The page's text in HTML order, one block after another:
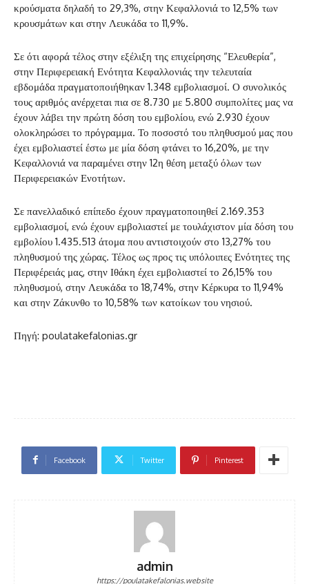
κρούσματα δηλαδή το 29,3%, στην Κεφαλλονιά το 12,5% των
κρουσμάτων και στην Λευκάδα το 11,9%.
Σε ότι αφορά τέλος στην εξέλιξη της επιχείρησης “Ελευθερία”,
στην Περιφερειακή Ενότητα Κεφαλλονιάς την τελευταία
εβδομάδα πραγματοποιήθηκαν 1.348 εμβολιασμοί. Ο συνολικός
τους αριθμός ανέρχεται πια σε 8.730 με 5.800 συμπολίτες μας να
έχουν λάβει την πρώτη δόση του εμβολίου, ενώ 2.930 έχουν
ολοκληρώσει το πρόγραμμα. Το ποσοστό του πληθυσμού μας που
έχει εμβολιαστεί έστω με μία δόση φτάνει το 16,20%, με την
Κεφαλλονιά να παραμένει στην 12η θέση μεταξύ όλων των
Περιφερειακών Ενοτήτων.
Σε πανελλαδικό επίπεδο έχουν πραγματοποιηθεί 2.169.353
εμβολιασμοί, ενώ έχουν εμβολιαστεί με τουλάχιστον μία δόση του
εμβολίου 1.435.513 άτομα που αντιστοιχούν στο 13,27% του
πληθυσμού της χώρας. Τέλος ως προς τις υπόλοιπες Ενότητες της
Περιφέρειάς μας, στην Ιθάκη έχει εμβολιαστεί το 26,15% του
πληθυσμού, στην Λευκάδα το 18,74%, στην Κέρκυρα το 11,94%
και στην Ζάκυνθο το 10,58% των κατοίκων του νησιού.
Πηγή: poulatakefalonias.gr
Facebook Twitter Pinterest
admin
https://poulatakefalonias.website